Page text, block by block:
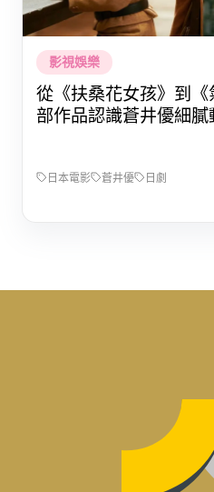
影視娛樂
從《扶桑花女孩》到
部作品認識蒼井優細膩
日本電影 蒼井優 日劇